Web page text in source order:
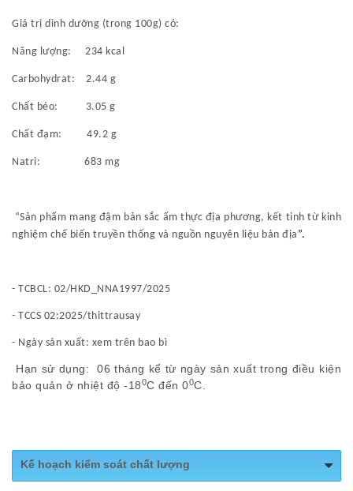
Giá trị dinh dưỡng (trong 100g) có:
Năng lượng: 234 kcal
Carbohydrat: 2.44 g
Chất béo: 3.05 g
Chất đạm: 49.2 g
Natri: 683 mg
“Sản phẩm mang đậm bản sắc ẩm thực địa phương, kết tinh từ kinh
nghiệm chế biến truyền thống và nguồn nguyên liệu bản địa ”.
- TCBCL: 02/HKD_NNA1997/2025
- TCCS 02:2025/thittrausay
- Ngày sản xuất: xem trên bao bì
Hạn sử dụng: 06 tháng kể từ ngày sản xuất trong điều kiện
bảo quản ở nhiệt độ -180C đến 00C.
Kế hoạch kiểm soát chất lượng